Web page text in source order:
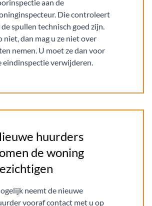
aan de
Die controleert
spullen technisch goed zijn.
niet, dan mag u ze niet over
nemen. U moet ze dan voor
eindinspectie verwijderen.
huurders
de woning
neemt de nieuwe
vooraf contact met u op